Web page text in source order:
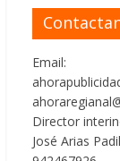
Email:
Director
José Arias